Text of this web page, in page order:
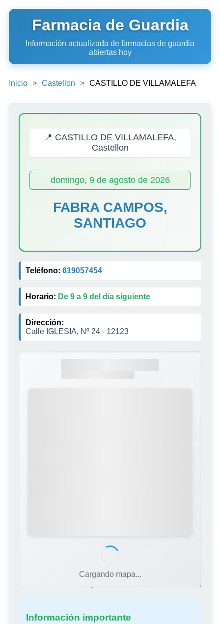
Farmacia de Guardia
Información actualizada de farmacias de guardia
abiertas hoy
Inicio Castellon CASTILLO DE VILLAMALEFA
📍 CASTILLO DE VILLAMALEFA,
Castellon
domingo, 9 de agosto de 2026
FABRA CAMPOS,
SANTIAGO
Teléfono: 619057454
Horario: De 9 a 9 del día siguiente
Dirección:
Calle IGLESIA, Nº 24 - 12123
Cargando mapa...
Fuente: Colegio Oficial de Farmacéuticos de Castellón
Información importante